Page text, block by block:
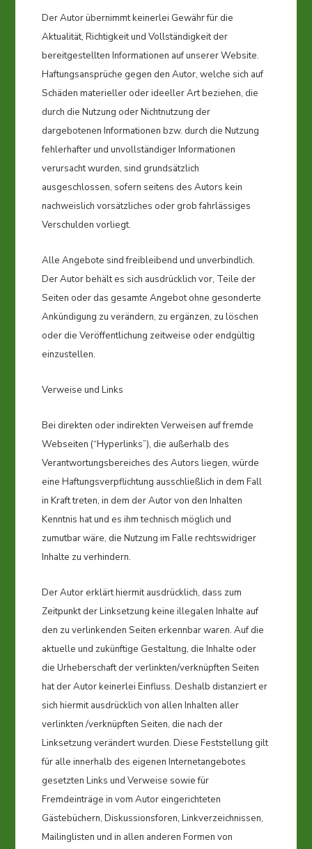
Der Autor übernimmt keinerlei Gewähr für die
Aktualität, Richtigkeit und Vollständigkeit der
bereitgestellten Informationen auf unserer Website.
Haftungsansprüche gegen den Autor, welche sich auf
Schäden materieller oder ideeller Art beziehen, die
durch die Nutzung oder Nichtnutzung der
dargebotenen Informationen bzw. durch die Nutzung
fehlerhafter und unvollständiger Informationen
verursacht wurden, sind grundsätzlich
ausgeschlossen, sofern seitens des Autors kein
nachweislich vorsätzliches oder grob fahrlässiges
Verschulden vorliegt.
Alle Angebote sind freibleibend und unverbindlich.
Der Autor behält es sich ausdrücklich vor, Teile der
Seiten oder das gesamte Angebot ohne gesonderte
Ankündigung zu verändern, zu ergänzen, zu löschen
oder die Veröffentlichung zeitweise oder endgültig
einzustellen.
Verweise und Links
Bei direkten oder indirekten Verweisen auf fremde
Webseiten (“Hyperlinks”), die außerhalb des
Verantwortungsbereiches des Autors liegen, würde
eine Haftungsverpflichtung ausschließlich in dem Fall
in Kraft treten, in dem der Autor von den Inhalten
Kenntnis hat und es ihm technisch möglich und
zumutbar wäre, die Nutzung im Falle rechtswidriger
Inhalte zu verhindern.
Der Autor erklärt hiermit ausdrücklich, dass zum
Zeitpunkt der Linksetzung keine illegalen Inhalte auf
den zu verlinkenden Seiten erkennbar waren. Auf die
aktuelle und zukünftige Gestaltung, die Inhalte oder
die Urheberschaft der verlinkten/verknüpften Seiten
hat der Autor keinerlei Einfluss. Deshalb distanziert er
sich hiermit ausdrücklich von allen Inhalten aller
verlinkten /verknüpften Seiten, die nach der
Linksetzung verändert wurden. Diese Feststellung gilt
für alle innerhalb des eigenen Internetangebotes
gesetzten Links und Verweise sowie für
Fremdeinträge in vom Autor eingerichteten
Gästebüchern, Diskussionsforen, Linkverzeichnissen,
Mailinglisten und in allen anderen Formen von